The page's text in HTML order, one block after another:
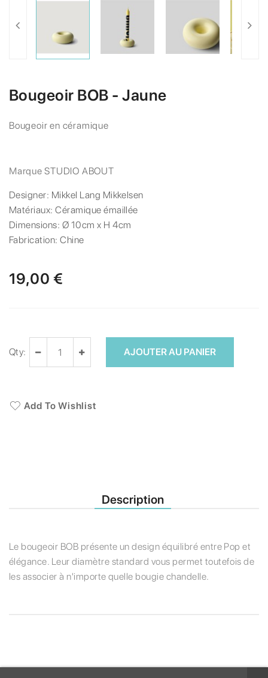
Bougeoir BOB - Jaune
Bougeoir en céramique
Marque STUDIO ABOUT
Designer: Mikkel Lang Mikkelsen
Matériaux:Céramique émaillée
Dimensions: Ø 10cm x H 4cm
Fabrication:Chine
19,00 €
Qty: AJOUTER AU PANIER
Add To Wishlist
Description
Le bougeoir BOB présente un design équilibré entre Pop et
élégance. Leur diamètre standard vous permet toutefois de
les associer à n'importe quelle bougie chandelle.